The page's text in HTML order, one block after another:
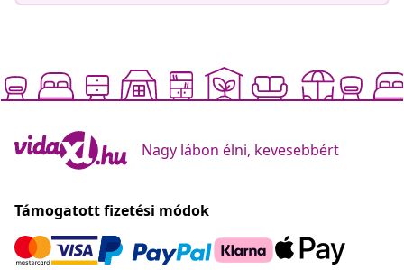
Nagy lábon élni, kevesebbért
Támogatott fizetési módok